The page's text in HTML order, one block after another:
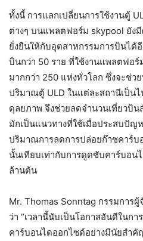
ทั้งนี้ การแลกเปลี่ยนการใช้งานตู้
ต่างๆ บนแพลตฟอร์ม skypool ยัง
ยั่งยืนให้กับอุตสาหกรรมการบินได้
บินกว่า 50 ราย ที่ใช้งานแพลตฟอ
มากกว่า 250 แห่งทั่วโลก ซึ่งจะช่ว
ปริมาณตู้ ULD ในแต่ละสถานีเป็น
ดุลยภาพ จึงช่วยลดจำนวนเที่ยวบิน
มักเป็นแนวทางที่ใช้เมื่อประสบปัญ
ปริมาณการลดการปล่อยก๊าซคาร์
นั้นเทียบเท่ากับการดูดซับคาร์บอน
ล้านต้น
Mr. Thomas Sonntag กรรมการ
ว่า “เวลานี้นับเป็นโอกาสอันดีในก
คาร์บอนไดออกไซด์อย่างมีนัยสำ